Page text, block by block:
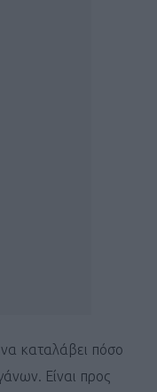
καταλάβει πόσο
Είναι προς